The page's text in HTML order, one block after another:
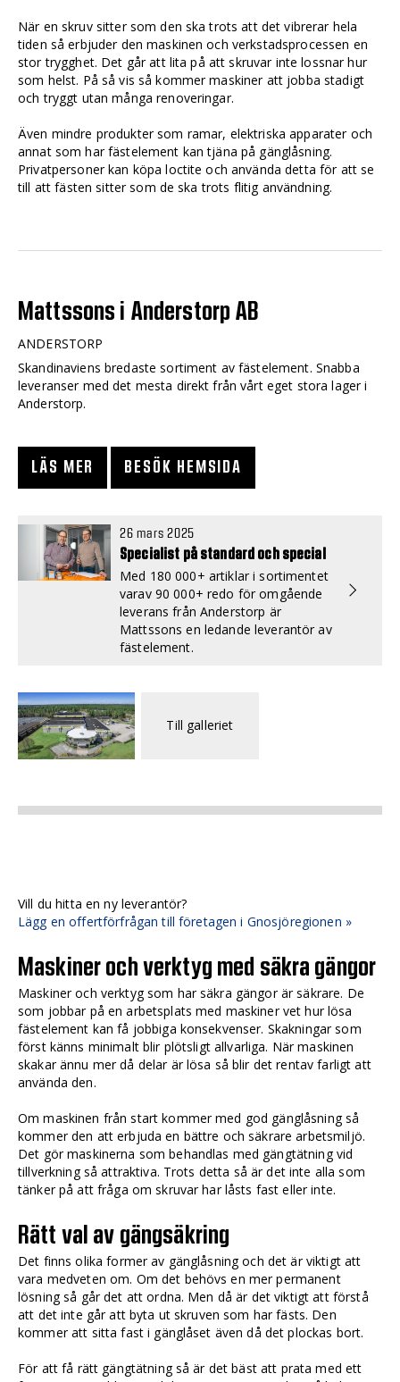
När en skruv sitter som den ska trots att det vibrerar hela
tiden så erbjuder den maskinen och verkstadsprocessen en
stor trygghet. Det går att lita på att skruvar inte lossnar hur
som helst. På så vis så kommer maskiner att jobba stadigt
och tryggt utan många renoveringar.
Även mindre produkter som ramar, elektriska apparater och
annat som har fästelement kan tjäna på gänglåsning.
Privatpersoner kan köpa loctite och använda detta för att se
till att fästen sitter som de ska trots flitig användning.
Mattssons i Anderstorp AB
ANDERSTORP
Skandinaviens bredaste sortiment av fästelement. Snabba
leveranser med det mesta direkt från vårt eget stora lager i
Anderstorp.
LÄS MER BESÖK HEMSIDA
26 mars 2025
Specialist på standard och special
Med 180 000+ artiklar i sortimentet
varav 90 000+ redo för omgående
leverans från Anderstorp är
Mattssons en ledande leverantör av
fästelement.
Till galleriet
Vill du hitta en ny leverantör?
Lägg en offertförfrågan till företagen i Gnosjöregionen »
Maskiner och verktyg med säkra gängor
Maskiner och verktyg som har säkra gängor är säkrare. De
som jobbar på en arbetsplats med maskiner vet hur lösa
fästelement kan få jobbiga konsekvenser. Skakningar som
först känns minimalt blir plötsligt allvarliga. När maskinen
skakar ännu mer då delar är lösa så blir det rentav farligt att
använda den.
Om maskinen från start kommer med god gänglåsning så
kommer den att erbjuda en bättre och säkrare arbetsmiljö.
Det gör maskinerna som behandlas med gängtätning vid
tillverkning så attraktiva. Trots detta så är det inte alla som
tänker på att fråga om skruvar har låsts fast eller inte.
Rätt val av gängsäkring
Det finns olika former av gänglåsning och det är viktigt att
vara medveten om. Om det behövs en mer permanent
lösning så går det att ordna. Men då är det viktigt att förstå
att det inte går att byta ut skruven som har fästs. Den
kommer att sitta fast i gänglåset även då det plockas bort.
För att få rätt gängtätning så är det bäst att prata med ett